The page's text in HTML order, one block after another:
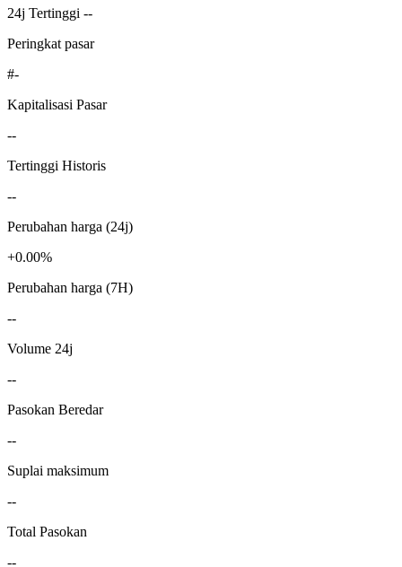
24j Tertinggi --
Peringkat pasar
#-
Kapitalisasi Pasar
--
Tertinggi Historis
--
Perubahan harga (24j)
+0.00%
Perubahan harga (7H)
--
Volume 24j
--
Pasokan Beredar
--
Suplai maksimum
--
Total Pasokan
--